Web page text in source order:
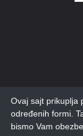
Ovaj sajt prikuplja
određenih formi.
bismo Vam